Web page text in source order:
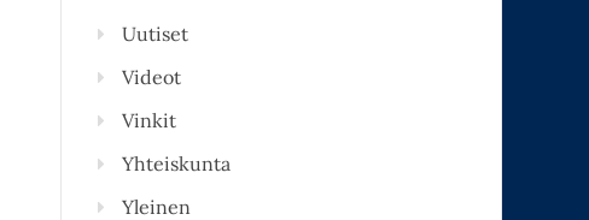
Uutiset
Videot
Vinkit
Yhteiskunta
Yleinen